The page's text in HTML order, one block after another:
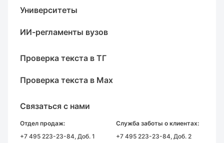
Университеты
ИИ-регламенты вузов
Проверка текста в ТГ
Проверка текста в Max
Связаться с нами
Отдел продаж:
+7 495 223-23-84, Доб. 1
Служба заботы о клиентах:
+7 495 223-23-84, Доб. 2